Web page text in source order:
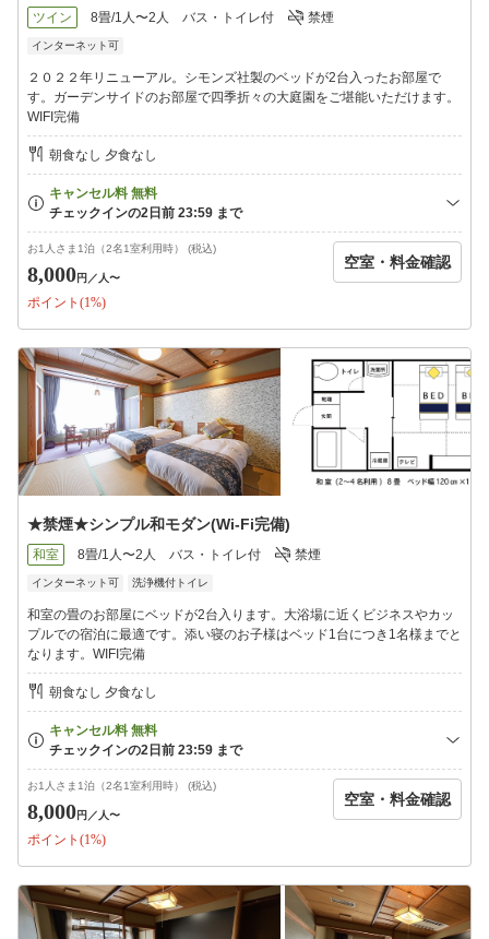
ツイン 8畳/1人〜2人 バス・トイレ付 禁煙
インターネット可
２０２２年リニューアル。シモンズ社製のベッドが2台入ったお部屋で
す。ガーデンサイドのお部屋で四季折々の大庭園をご堪能いただけます。
WIFI完備
朝食なし 夕食なし
お1人さま1泊（2名1室利用時） (税込)
8,000円 ／人〜
ポイント(1%)
空室・料金確認
★禁煙★シンプル和モダン(Wi-Fi完備)
和室 8畳/1人〜2人 バス・トイレ付 禁煙
インターネット可 洗浄機付トイレ
和室の畳のお部屋にベッドが2台入ります。大浴場に近くビジネスやカッ
プルでの宿泊に最適です。添い寝のお子様はベッド1台につき1名様までと
なります。WIFI完備
朝食なし 夕食なし
お1人さま1泊（2名1室利用時） (税込)
8,000円 ／人〜
ポイント(1%)
空室・料金確認